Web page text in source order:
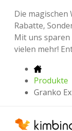
Die magischen
Rabatte,
Mit uns sparen
vielen mehr!
Produkte
Granko